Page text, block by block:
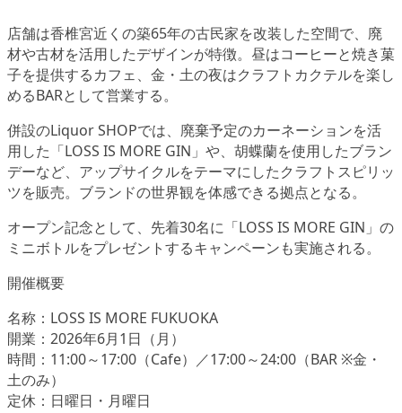
店舗は香椎宮近くの築65年の古民家を改装した空間で、廃
材や古材を活用したデザインが特徴。昼はコーヒーと焼き菓
子を提供するカフェ、金・土の夜はクラフトカクテルを楽し
めるBARとして営業する。
併設のLiquor SHOPでは、廃棄予定のカーネーションを活
用した「LOSS IS MORE GIN」や、胡蝶蘭を使用したブラン
デーなど、アップサイクルをテーマにしたクラフトスピリッ
ツを販売。ブランドの世界観を体感できる拠点となる。
オープン記念として、先着30名に「LOSS IS MORE GIN」の
ミニボトルをプレゼントするキャンペーンも実施される。
開催概要
名称：LOSS IS MORE FUKUOKA
開業：2026年6月1日（月）
時間：11:00～17:00（Cafe）／17:00～24:00（BAR ※金・
土のみ）
定休：日曜日・月曜日